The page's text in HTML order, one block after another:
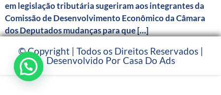
em legislação tributária sugeriram aos integrantes da
Comissão de Desenvolvimento Econômico da Câmara
dos Deputados mudanças para que […]
© Copyright | Todos os Direitos Reservados |
Desenvolvido Por Casa Do Ads